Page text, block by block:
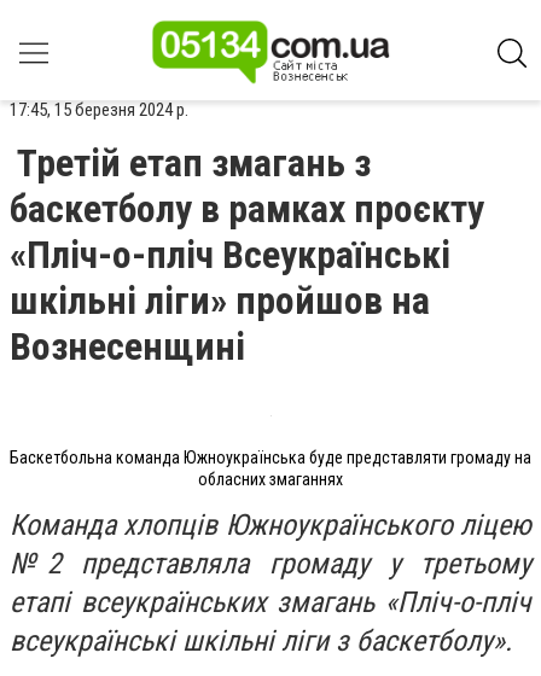
17:45, 15 березня 2024 р.
Третій етап змагань з
баскетболу в рамках проєкту
«Пліч-о-пліч Всеукраїнські
шкільні ліги» пройшов на
Вознесенщині
Баскетбольна команда Южноукраїнська буде представляти громаду на
обласних змаганнях
Команда хлопців Южноукраїнського ліцею
№2 представляла громаду у третьому
етапі всеукраїнських змагань «Пліч-о-пліч
всеукраїнські шкільні ліги з баскетболу».